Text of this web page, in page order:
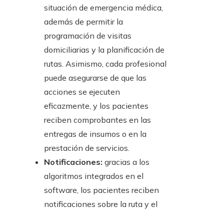
situación de emergencia médica,
además de permitir la
programación de visitas
domiciliarias y la planificación de
rutas. Asimismo, cada profesional
puede asegurarse de que las
acciones se ejecuten
eficazmente, y los pacientes
reciben comprobantes en las
entregas de insumos o en la
prestación de servicios.
Notificaciones: gracias a los
algoritmos integrados en el
software, los pacientes reciben
notificaciones sobre la ruta y el